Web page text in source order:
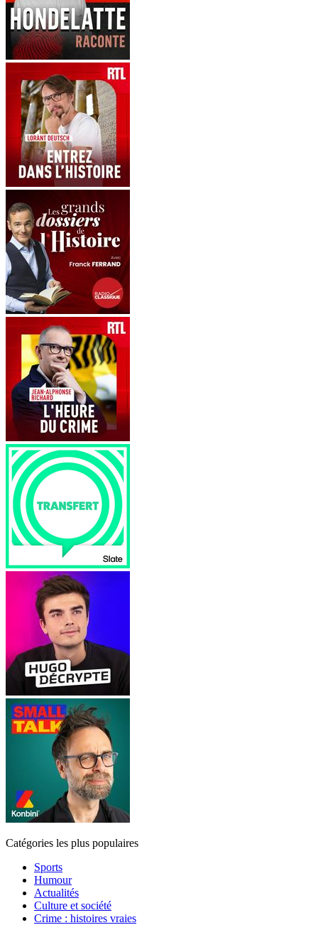
Catégories les plus populaires
Sports
Humour
Actualités
Culture et société
Crime : histoires vraies